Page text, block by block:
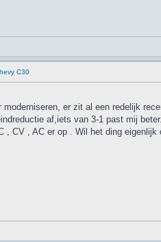
C30
moderniseren, er zit al een redelijk
af,iets van 3-1 past mij beter.
, CV , AC er op . Wil het ding